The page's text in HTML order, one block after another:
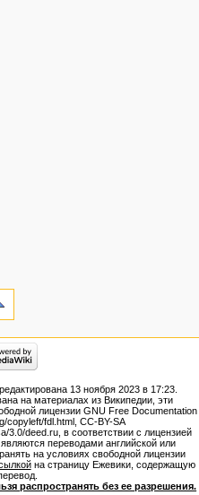
13 ноября 2023 в 17:23.
на материалах из Википедии, эти
лицензии GNU Free Documentation
copyleft/fdl.html, CC-BY-SA
deed.ru, в соответствии с лицензией
переводами английской или
на условиях свободной лицензии
на страницу Ежевики, содержащую
распространять без ее разрешения.